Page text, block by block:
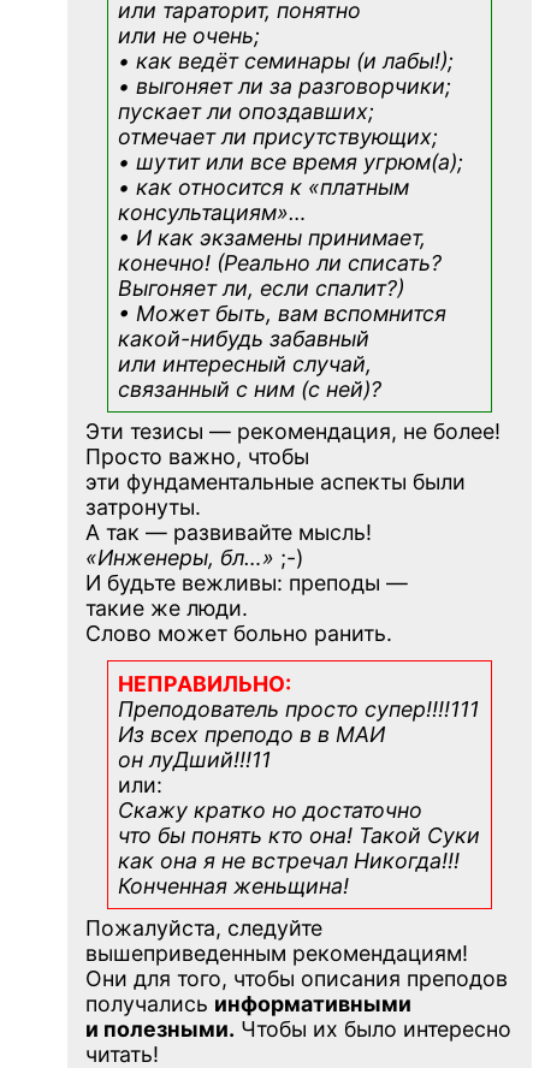
или тараторит, понятно
или не очень;
• как ведёт семинары (и лабы!);
• выгоняет ли за разговорчики;
пускает ли опоздавших;
отмечает ли присутствующих;
• шутит или все время угрюм(а);
• как относится к «платным
консультациям»…
• И как экзамены принимает,
конечно! (Реально ли списать?
Выгоняет ли, если спалит?)
• Может быть, вам вспомнится
какой-нибудь забавный
или интересный случай,
связанный с ним (с ней)?
Эти тезисы — рекомендация, не более!
Просто важно, чтобы
эти фундаментальные аспекты были
затронуты.
А так — развивайте мысль!
«Инженеры, бл…» ;-)
И будьте вежливы: преподы —
такие же люди.
Слово может больно ранить.
НЕПРАВИЛЬНО:
Преподователь просто супер!!!!111
Из всех преподо в в МАИ
он луДший!!!11
или:
Скажу кратко но достаточно
что бы понять кто она! Такой Суки
как она я не встречал Никогда!!!
Конченная женьщина!
Пожалуйста, следуйте
вышеприведенным рекомендациям!
Они для того, чтобы описания преподов
получались информативными
и полезными. Чтобы их было интересно
читать!